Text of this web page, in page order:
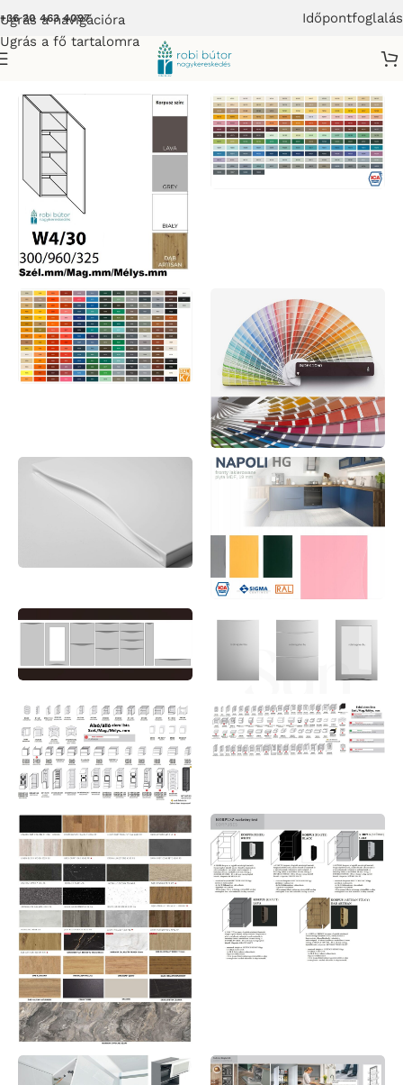
Ugrás a navigációra
Ugrás a fő tartalomra
+36 20 463 4097 Időpontfoglalás
NAPOLI KONYHABÚTOR MAGASFÉNYŰ FRONTOKKAL